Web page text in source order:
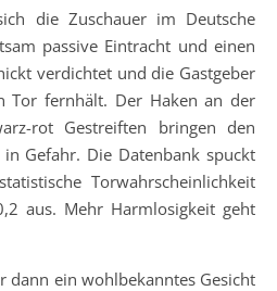
die Zuschauer im Deutsche
passive Eintracht und einen
verdichtet und die Gastgeber
Tor fernhält. Der Haken an der
rot Gestreiften bringen den
Gefahr. Die Datenbank spuckt
Torwahrscheinlichkeit
aus. Mehr Harmlosigkeit geht
dann ein wohlbekanntes Gesicht